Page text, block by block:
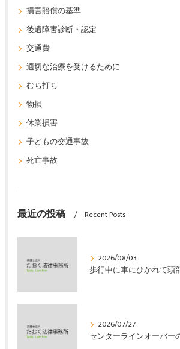
損害賠償の基準
後遺障害診断・認定
交通費
適切な治療を受けるために
むち打ち
物損
休業損害
子どもの交通事故
死亡事故
最近の投稿 Recent Posts
2026/08/03
2026/07/27